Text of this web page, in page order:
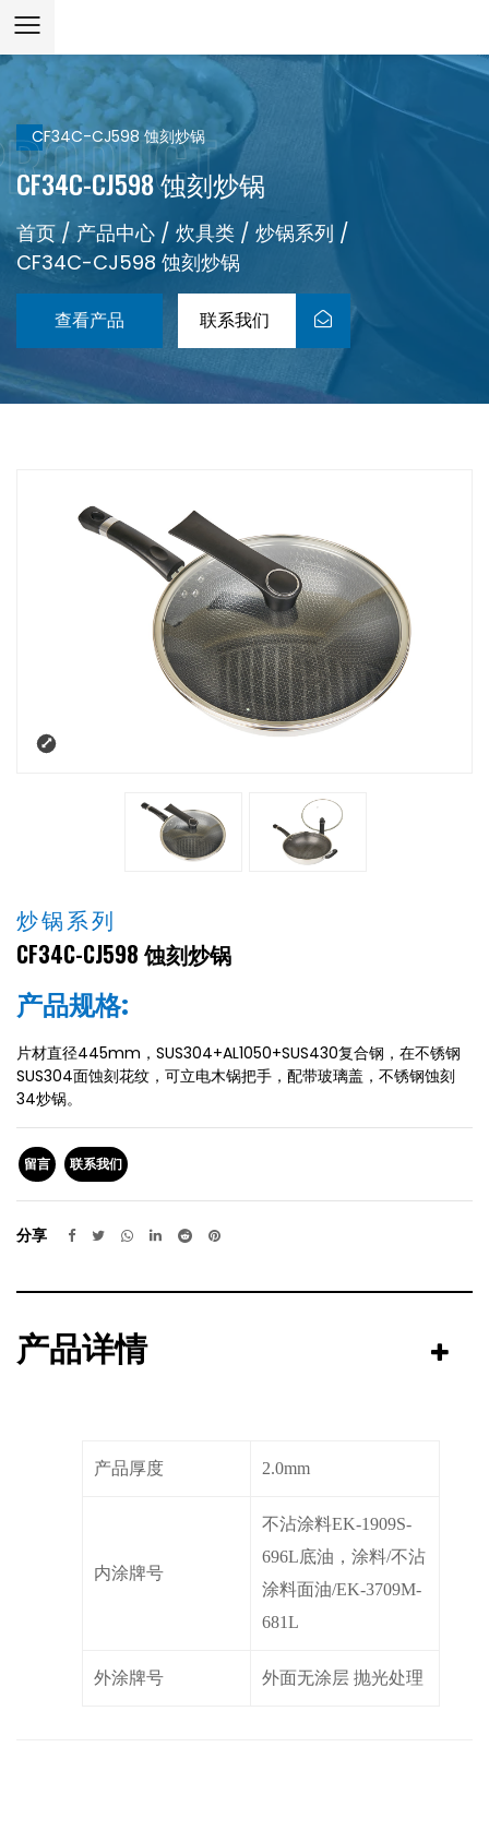
CF34C-CJ598 蚀刻炒锅
CF34C-CJ598 蚀刻炒锅
首页 / 产品中心 / 炊具类 / 炒锅系列 /
CF34C-CJ598 蚀刻炒锅
查看产品 联系我们
炒锅系列
CF34C-CJ598 蚀刻炒锅
产品规格:
片材直径445mm，SUS304+AL1050+SUS430复合钢，在不锈钢
SUS304面蚀刻花纹，可立电木锅把手，配带玻璃盖，不锈钢蚀刻
34炒锅。
留言 联系我们
分享
产品详情
产品厚度 2.0mm
内涂牌号
不沾涂料EK-1909S-
696L底油，涂料/不沾
涂料面油/EK-3709M-
681L
外涂牌号 外面无涂层 抛光处理